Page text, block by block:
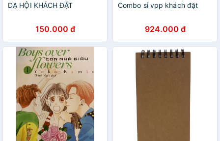
DẠ HỘI KHÁCH ĐẶT
150.000 đ
Combo sỉ vpp khách đặt
924.000 đ